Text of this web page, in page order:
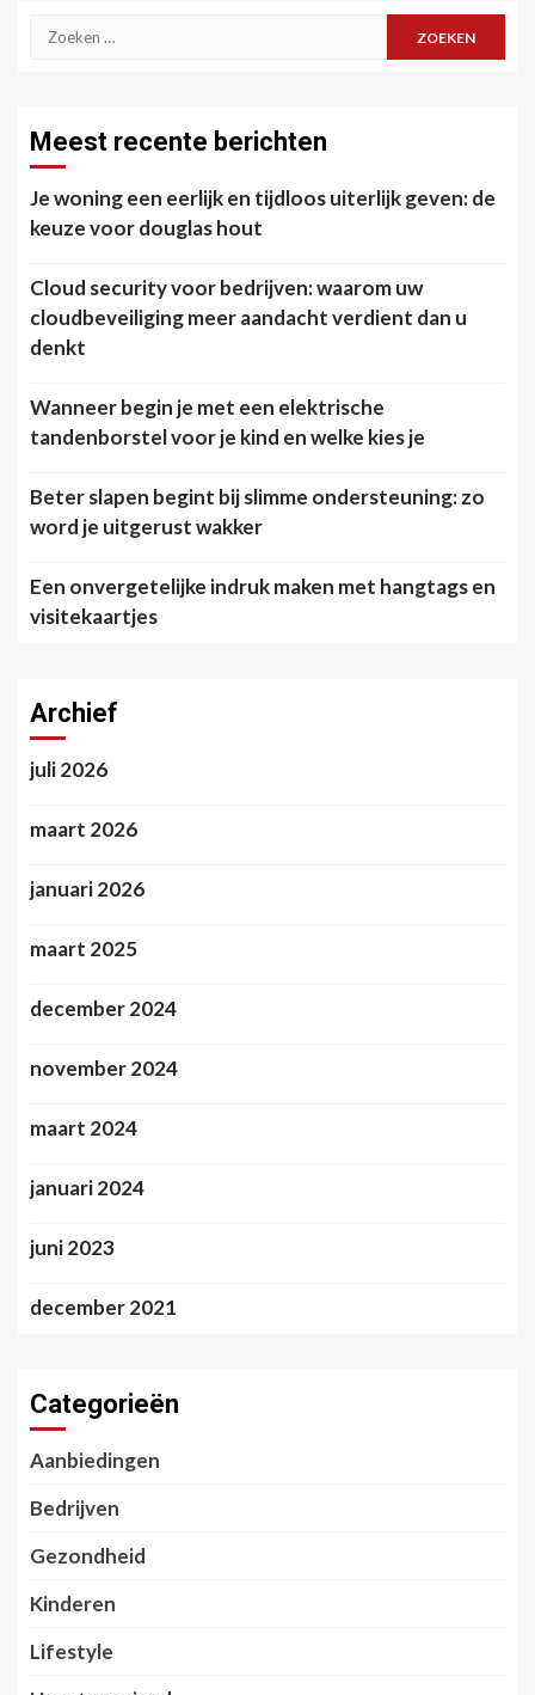
Zoeken
Meest recente berichten
Je woning een eerlijk en tijdloos uiterlijk geven: de
keuze voor douglas hout
Cloud security voor bedrijven: waarom uw
cloudbeveiliging meer aandacht verdient dan u
denkt
Wanneer begin je met een elektrische
tandenborstel voor je kind en welke kies je
Beter slapen begint bij slimme ondersteuning: zo
word je uitgerust wakker
Een onvergetelijke indruk maken met hangtags en
visitekaartjes
Archief
juli 2026
maart 2026
januari 2026
maart 2025
december 2024
november 2024
maart 2024
januari 2024
juni 2023
december 2021
Categorieën
Aanbiedingen
Bedrijven
Gezondheid
Kinderen
Lifestyle